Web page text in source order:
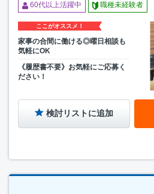
60代以上活躍中 職種未経験者
ここがオススメ！
家事の合間に働ける◎曜日相談も
気軽にOK
《履歴書不要》お気軽にご応募く
ださい！
検討リストに追加